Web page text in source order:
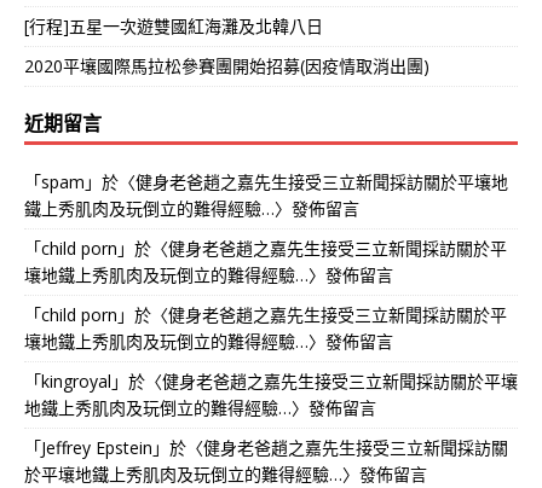
[行程]五星一次遊雙國紅海灘及北韓八日
2020平壤國際馬拉松參賽團開始招募(因疫情取消出團)
近期留言
「spam 」於〈健身老爸趙之嘉先生接受三立新聞採訪關於平壤地
鐵上秀肌肉及玩倒立的難得經驗…〉發佈留言
「child porn 」於〈健身老爸趙之嘉先生接受三立新聞採訪關於平
壤地鐵上秀肌肉及玩倒立的難得經驗…〉發佈留言
「child porn 」於〈健身老爸趙之嘉先生接受三立新聞採訪關於平
壤地鐵上秀肌肉及玩倒立的難得經驗…〉發佈留言
「kingroyal 」於〈健身老爸趙之嘉先生接受三立新聞採訪關於平壤
地鐵上秀肌肉及玩倒立的難得經驗…〉發佈留言
「Jeffrey Epstein 」於〈健身老爸趙之嘉先生接受三立新聞採訪關
於平壤地鐵上秀肌肉及玩倒立的難得經驗…〉發佈留言